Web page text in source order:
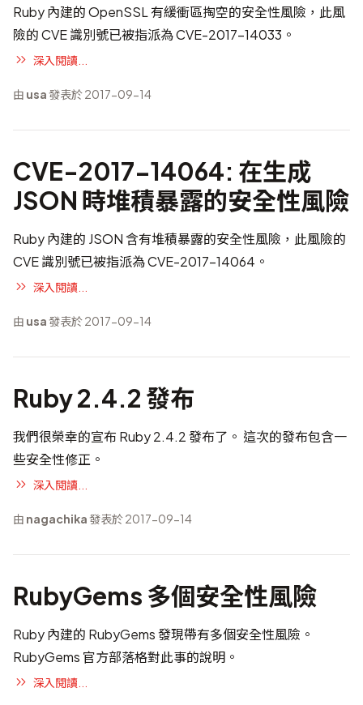
Ruby 內建的 OpenSSL 有緩衝區掏空的安全性風險，此風
險的 CVE 識別號已被指派為CVE-2017-14033 。
深入閱讀...
由 usa發表於 2017-09-14
CVE-2017-14064: 在生成
JSON 時堆積暴露的安全性風險
Ruby 內建的 JSON 含有堆積暴露的安全性風險，此風險的
CVE 識別號已被指派為CVE-2017-14064 。
深入閱讀...
由 usa發表於 2017-09-14
Ruby 2.4.2 發布
我們很榮幸的宣布 Ruby 2.4.2 發布了。 這次的發布包含一
些安全性修正。
深入閱讀...
由 nagachika發表於 2017-09-14
RubyGems 多個安全性風險
Ruby 內建的 RubyGems 發現帶有多個安全性風險。
RubyGems 官方部落格對此事的說明 。
深入閱讀...